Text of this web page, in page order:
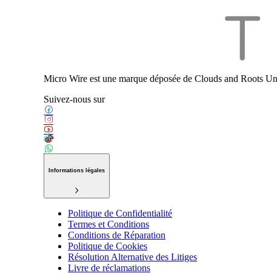
Micro Wire est une marque déposée de Clouds and Roots
Suivez-nous sur
Informations légales
Politique de Confidentialité
Termes et Conditions
Conditions de Réparation
Politique de Cookies
Résolution Alternative des Litiges
Livre de réclamations